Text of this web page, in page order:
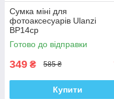
Сумка міні для
фотоаксесуарів Ulanzi
BP14cp
Готово до відправки
349 ₴ 585 ₴
Купити